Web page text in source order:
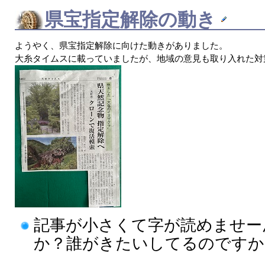
県宝指定解除の動き
ようやく、県宝指定解除に向けた動きがありました。
大糸タイムスに載っていましたが、地域の意見も取り入れた
記事が小さくて字が読めませ
か？誰がきたいしてるのです